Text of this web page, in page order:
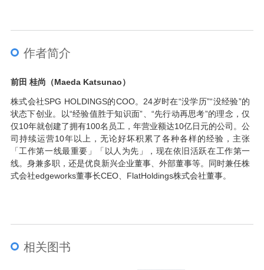
作者简介
前田 桂尚（Maeda Katsunao）
株式会社SPG HOLDINGS的COO。24岁时在“没学历”“没经验”的
状态下创业。以“经验值胜于知识面”、“先行动再思考”的理念，仅
仅10年就创建了拥有100名员工，年营业额达10亿日元的公司。公
司持续运营10年以上，无论好坏积累了各种各样的经验，主张
「工作第一线最重要」「以人为先」，现在依旧活跃在工作第一
线。身兼多职，还是优良新兴企业董事、外部董事等。同时兼任株
式会社edgeworks董事长CEO、FlatHoldings株式会社董事。
相关图书